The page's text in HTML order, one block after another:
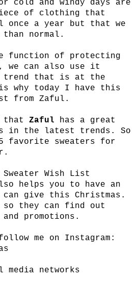
cold and windy days are
of clothing that
once a year but that we
normal.
function of protecting
we can also use it
trend that is at the
is why today I have this
from Zaful.
that Zaful has a great
in the latest trends. So
favorite sweaters for
Sweater Wish List
helps you to have an
give this Christmas.
they can find out
promotions.
me on Instagram:
networks